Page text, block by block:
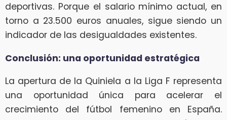
deportivas. Porque el salario mínimo actual, en
torno a 23.500 euros anuales, sigue siendo un
indicador de las desigualdades existentes.
Conclusión: una oportunidad estratégica
La apertura de la Quiniela a la Liga F representa
una oportunidad única para acelerar el
crecimiento del fútbol femenino en España.